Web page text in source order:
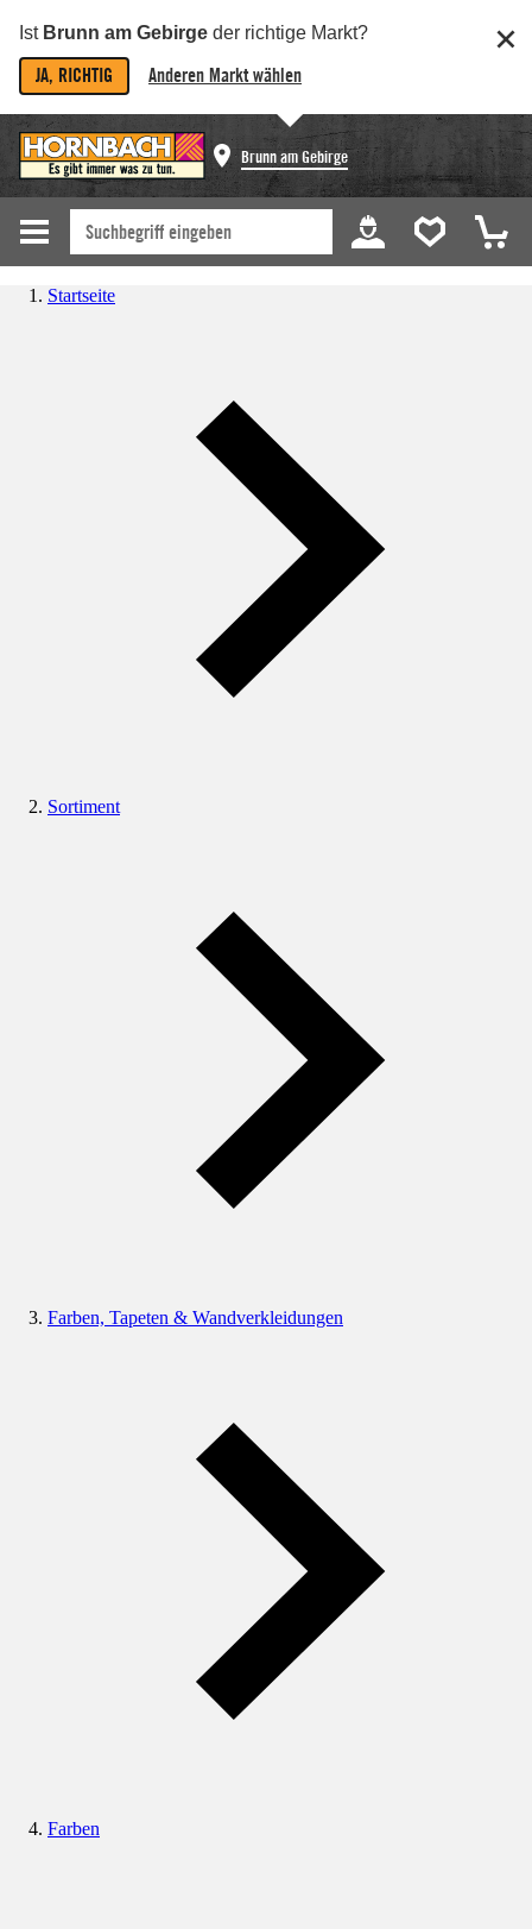
Ist Brunn am Gebirge der richtige Markt?
JA, RICHTIG Anderen Markt wählen
Brunn am Gebirge
Startseite
Sortiment
Farben, Tapeten & Wandverkleidungen
Farben